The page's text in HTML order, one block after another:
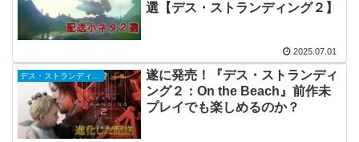
選【デス・ストランディング２】
2025.07.01
遂に発売！『デス・ストランディ
ング２：On the Beach』前作未
プレイでも楽しめるのか？